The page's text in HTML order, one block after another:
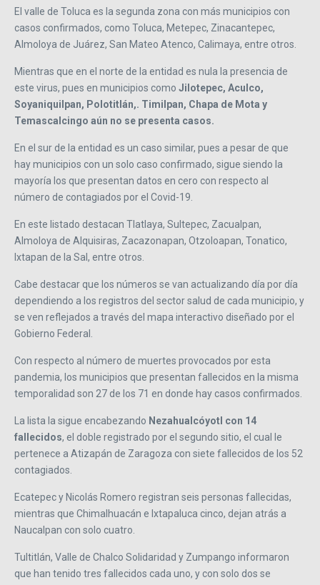
El valle de Toluca es la segunda zona con más municipios con
casos confirmados, como Toluca, Metepec, Zinacantepec,
Almoloya de Juárez, San Mateo Atenco, Calimaya, entre otros.
Mientras que en el norte de la entidad es nula la presencia de
este virus, pues en municipios como Jilotepec, Aculco,
Soyaniquilpan, Polotitlán,. Timilpan, Chapa de Mota y
Temascalcingo aún no se presenta casos.
En el sur de la entidad es un caso similar, pues a pesar de que
hay municipios con un solo caso confirmado, sigue siendo la
mayoría los que presentan datos en cero con respecto al
número de contagiados por el Covid-19.
En este listado destacan Tlatlaya, Sultepec, Zacualpan,
Almoloya de Alquisiras, Zacazonapan, Otzoloapan, Tonatico,
Ixtapan de la Sal, entre otros.
Cabe destacar que los números se van actualizando día por día
dependiendo a los registros del sector salud de cada municipio, y
se ven reflejados a través del mapa interactivo diseñado por el
Gobierno Federal.
Con respecto al número de muertes provocados por esta
pandemia, los municipios que presentan fallecidos en la misma
temporalidad son 27 de los 71 en donde hay casos confirmados.
La lista la sigue encabezando Nezahualcóyotl con 14
fallecidos, el doble registrado por el segundo sitio, el cual le
pertenece a Atizapán de Zaragoza con siete fallecidos de los 52
contagiados.
Ecatepec y Nicolás Romero registran seis personas fallecidas,
mientras que Chimalhuacán e Ixtapaluca cinco, dejan atrás a
Naucalpan con solo cuatro.
Tultitlán, Valle de Chalco Solidaridad y Zumpango informaron
que han tenido tres fallecidos cada uno, y con solo dos se